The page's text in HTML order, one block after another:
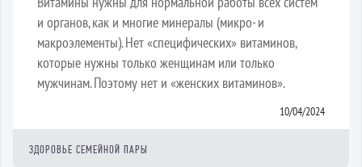
и органов, как и многие минералы (микро- и
макроэлементы). Нет «специфических» витаминов,
которые нужны только женщинам или только
мужчинам. Поэтому нет и «женских витаминов».
10/04/2024
ЗДОРОВЬЕ СЕМЕЙНОЙ ПАРЫ